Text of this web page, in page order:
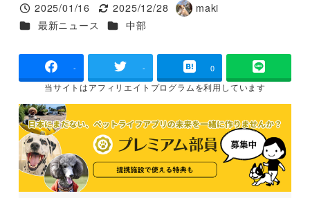
投稿日
2025/01/16
更新日
2025/12/28
著
maki
カテゴリー
最新ニュース カテゴリー
中部
- - 0
当サイトはアフィリエイトプログラムを利用しています